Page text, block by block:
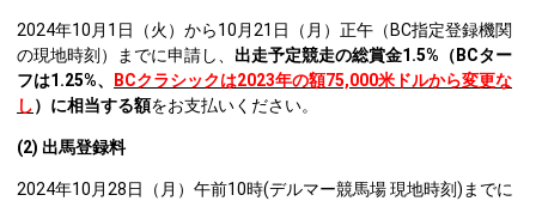
2024年10月1日（火）から10月21日（月）正午（BC指定登録機関
の現地時刻）までに申請し、 出走予定競走の総賞金1.5%（BCター
フは1.25%、
BCクラシックは2023年の額75,000米ドルから変更な
し）に相当する額をお支払いください。
(2) 出馬登録料
2024年10月28日（月）午前10時(デルマー競馬場 現地時刻)までに